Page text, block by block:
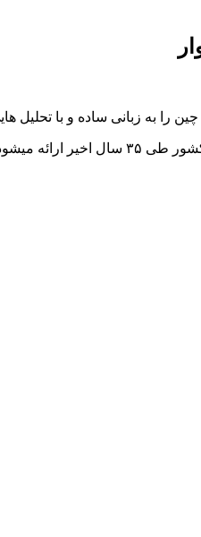
به زبانی ساده و با تحلیل
در این کتاب، ابتدا ساختارهای سیاسی و اقتصادی